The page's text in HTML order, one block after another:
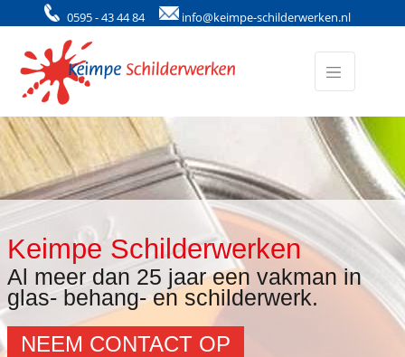
0595 - 43 44 84 info@keimpe-schilderwerken.nl
Keimpe Schilderwerken
Al meer dan 25 jaar een vakman in
glas- behang- en schilderwerk.
NEEM CONTACT OP